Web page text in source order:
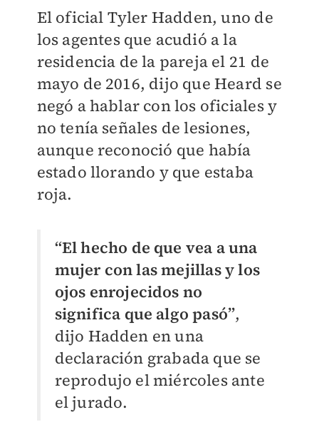
El oficial Tyler Hadden, uno de
los agentes que acudió a la
residencia de la pareja el 21 de
mayo de 2016, dijo que Heard se
negó a hablar con los oficiales y
no tenía señales de lesiones,
aunque reconoció que había
estado llorando y que estaba
roja.
“El hecho de que vea a una
mujer con las mejillas y los
ojos enrojecidos no
significa que algo pasó”,
dijo Hadden en una
declaración grabada que se
reprodujo el miércoles ante
el jurado.